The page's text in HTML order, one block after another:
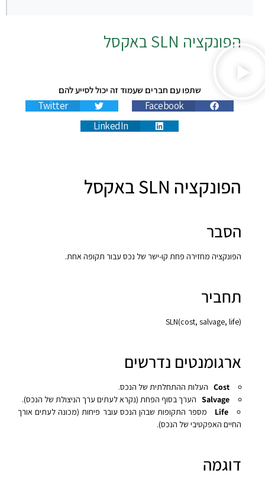
הפונקציה SLN באקסל
שתפו עם חברים שעמוד זה יכול לסייע להם
Facebook
Twitter
LinkedIn
הפונקציה SLN באקסל
הסבר
הפונקציה מחזירה פחת קו-ישר של נכס עבור תקופה אחת.
תחביר
SLN(cost, salvage, life)‎
ארגומנטים נדרשים
Cost העלות ההתחלתית של הנכס.
Salvage הערך בסוף הפחת (נקרא לעתים ערך הניצולת של הנכס).
Life מספר התקופות שבהן הנכס עובר פיחות (מכונה לעתים אורך
החיים האפקטיבי של הנכס).
דוגמה